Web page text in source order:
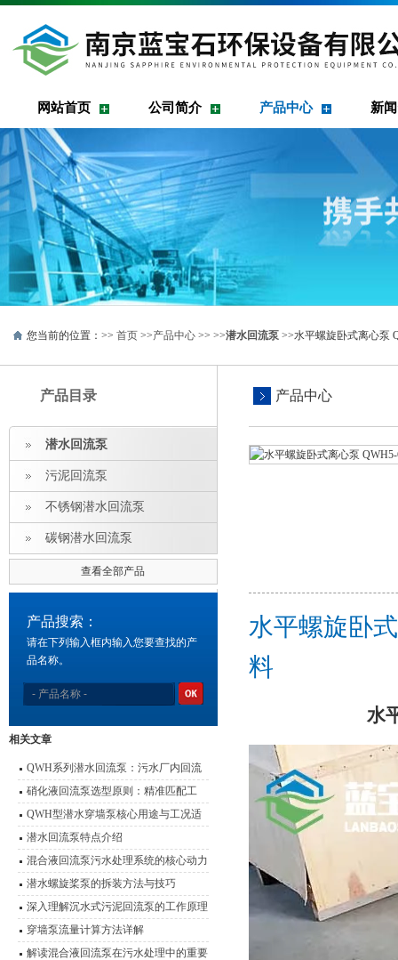
网站首页 公司简介 产品中心 新
您当前的位置：>> 首页 >>产品中心 >> >>潜水回流泵 >>水平螺旋卧式离心泵
产品目录
潜水回流泵
污泥回流泵
不锈钢潜水回流泵
碳钢潜水回流泵
查看全部产品
产品搜索：
请在下列输入框内输入您要查找的产
品名称。
相关文章
QWH系列潜水回流泵：污水厂内回流
的高效心脏
硝化液回流泵选型原则：精准匹配工
艺，实现高效脱氮
QWH型潜水穿墙泵核心用途与工况适
应性分析
潜水回流泵特点介绍
混合液回流泵污水处理系统的核心动力
装置
潜水螺旋桨泵的拆装方法与技巧
深入理解沉水式污泥回流泵的工作原理
穿墙泵流量计算方法详解
解读混合液回流泵在污水处理中的重要
产品中心
水平螺旋卧
料
水